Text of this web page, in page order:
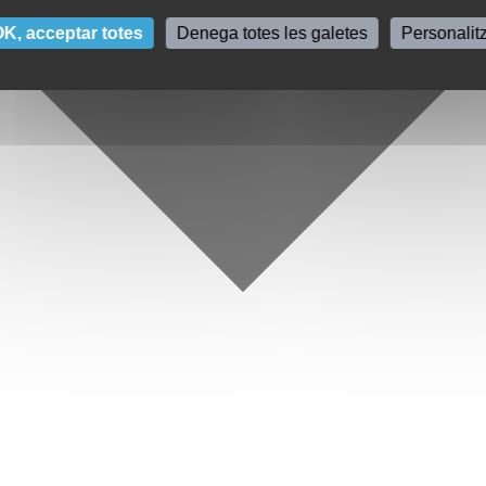
acceptar totes Denega totes les galetes